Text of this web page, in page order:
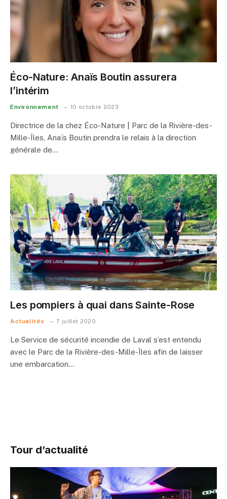
Éco-Nature: Anaïs Boutin assurera
l’intérim
Environnement 10 octobre 2023
Directrice de la chez Éco-Nature | Parc de la Rivière-des-
Mille-Îles, Anaïs Boutin prendra le relais à la direction
générale de…
Les pompiers à quai dans Sainte-Rose
Actualités 7 juillet 2020
Le Service de sécurité incendie de Laval s’est entendu
avec le Parc de la Rivière-des-Mille-Îles afin de laisser
une embarcation…
Tour d’actualité